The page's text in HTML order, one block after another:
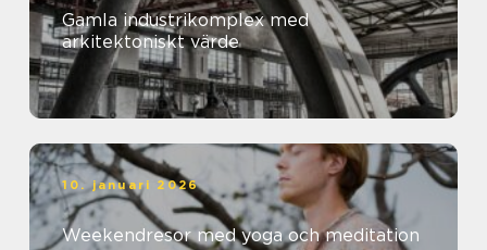
Gamla industrikomplex med
arkitektoniskt värde
10. januari 2026
Weekendresor med yoga och meditation